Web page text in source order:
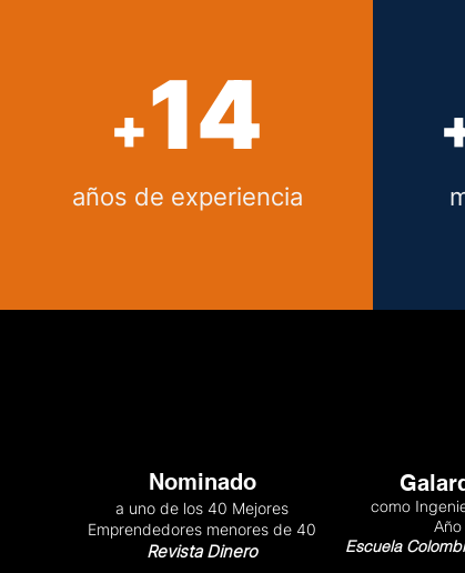
+14
años de experiencia
Nominado
a uno de los 40 Mejores
Emprendedores menores de 40
Revista Dinero
como
Escuela